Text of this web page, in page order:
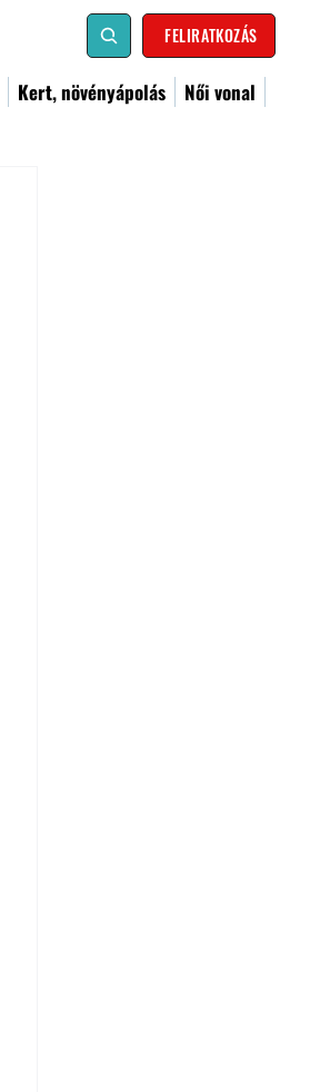
FELIRATKOZÁS
Kert, növényápolás
Női vonal